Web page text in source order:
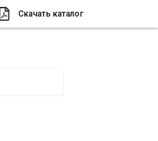
Скачать каталог